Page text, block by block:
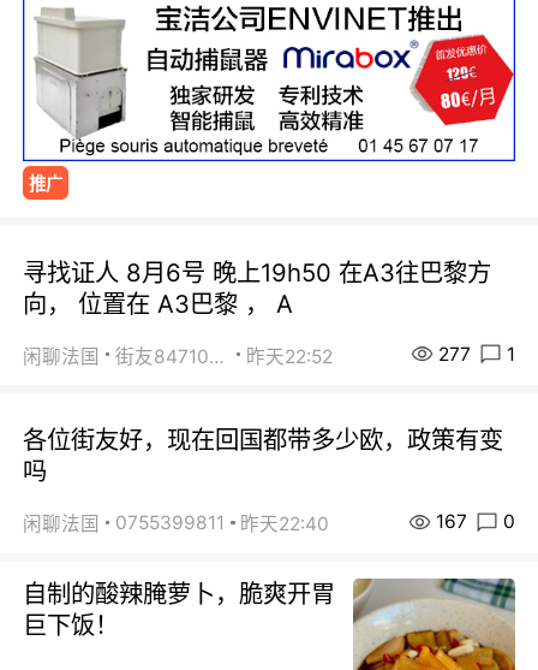
推广
寻找证人 8月6号 晚上19h50 在A3往巴黎方
向， 位置在 A3巴黎 ， A
闲聊法国 街友84710671 昨天22:52 277 1
各位街友好，现在回国都带多少欧，政策有变
吗
闲聊法国 0755399811 昨天22:40 167 0
自制的酸辣腌萝卜，脆爽开胃
巨下饭！